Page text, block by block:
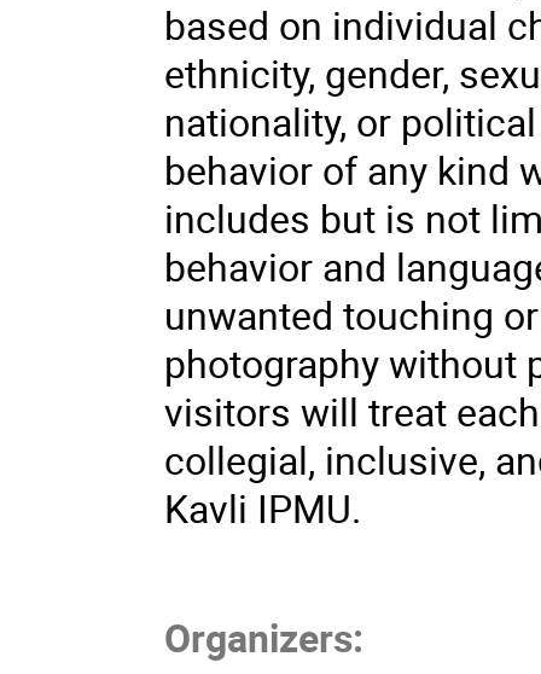
based on individual
ethnicity, gender,
nationality, or
behavior of any kind
includes but is not
behavior and
unwanted touching
photography without
visitors will treat
collegial, inclusive,
Kavli IPMU.
Organizers: